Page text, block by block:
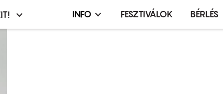
Infó,
INFO FESZTIVÁLOK BÉRLÉS